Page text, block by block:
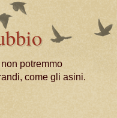
potremmo
come gli asini.